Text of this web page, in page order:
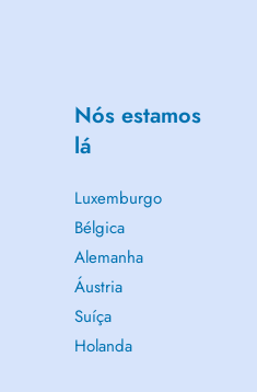
Nós estamos
lá
Luxemburgo
Bélgica
Alemanha
Áustria
Suíça
Holanda